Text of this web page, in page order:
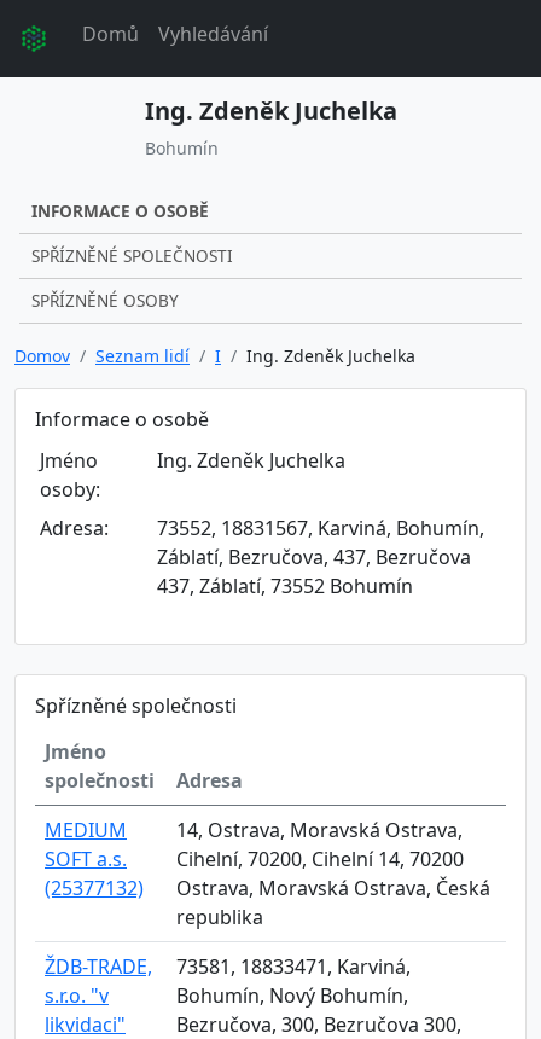
Domů Vyhledávání
Ing. Zdeněk Juchelka
Bohumín
INFORMACE O OSOBĚ
SPŘÍZNĚNÉ SPOLEČNOSTI
SPŘÍZNĚNÉ OSOBY
Domov Seznam lidí I Ing. Zdeněk Juchelka
Informace o osobě
Jméno
osoby:
Ing. Zdeněk Juchelka
Adresa:
73552, 18831567, Karviná, Bohumín,
Záblatí, Bezručova, 437, Bezručova
437, Záblatí, 73552 Bohumín
Spřízněné společnosti
Jméno
společnosti
Adresa
MEDIUM
SOFT a.s.
(25377132)
14, Ostrava, Moravská Ostrava,
Cihelní, 70200, Cihelní 14, 70200
Ostrava, Moravská Ostrava, Česká
republika
ŽDB-TRADE,
s.r.o. "v
likvidaci"
73581, 18833471, Karviná,
Bohumín, Nový Bohumín,
Bezručova, 300, Bezručova 300,